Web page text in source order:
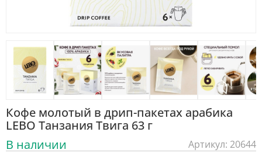
Кофе молотый в дрип-пакетах арабика
LEBO Танзания Твига 63 г
В наличии
Артикул: 20644